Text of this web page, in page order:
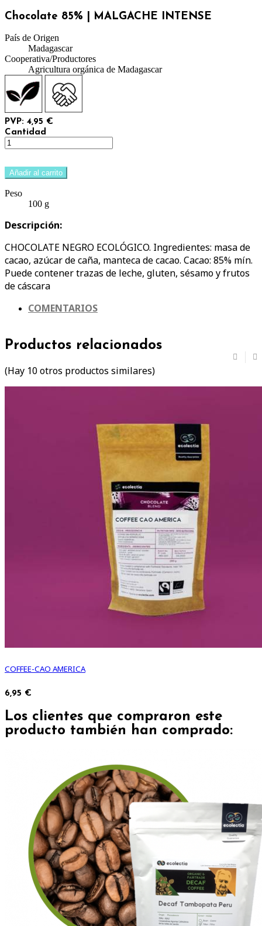
Chocolate 85% | MALGACHE INTENSE
País de Origen
Madagascar
Cooperativa/Productores
Agricultura orgánica de Madagascar
PVP: 4,95 €
Cantidad
Añadir al carrito
Peso
100 g
Descripción:
CHOCOLATE NEGRO ECOLÓGICO. Ingredientes: masa de
cacao, azúcar de caña, manteca de cacao. Cacao: 85% mín.
Puede contener trazas de leche, gluten, sésamo y frutos
de cáscara
COMENTARIOS
Productos relacionados
(Hay 10 otros productos similares)
COFFEE-CAO AMERICA
6,95 €
Los clientes que compraron este
producto también han comprado: